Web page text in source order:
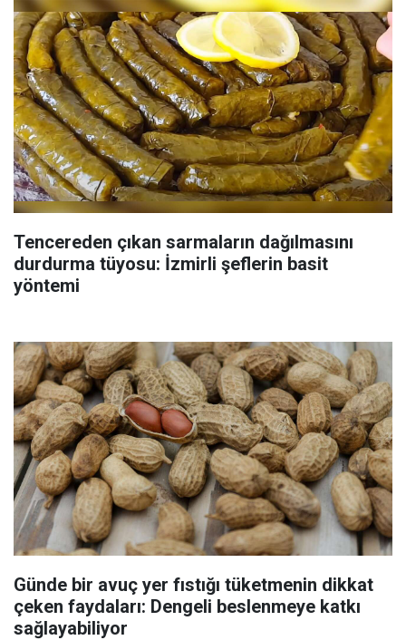
Tencereden çıkan sarmaların dağılmasını
durdurma tüyosu: İzmirli şeflerin basit
yöntemi
Günde bir avuç yer fıstığı tüketmenin dikkat
çeken faydaları: Dengeli beslenmeye katkı
sağlayabiliyor